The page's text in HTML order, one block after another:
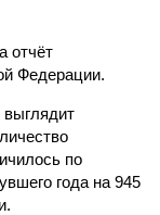
отчёт
Федерации.
по
года на 945